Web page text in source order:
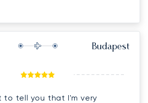
Budapest
to tell you that I'm very